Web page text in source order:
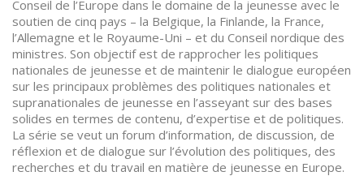
Conseil de l’Europe dans le domaine de la jeunesse avec le
soutien de cinq pays – la Belgique, la Finlande, la France,
l’Allemagne et le Royaume-Uni – et du Conseil nordique des
ministres. Son objectif est de rapprocher les politiques
nationales de jeunesse et de maintenir le dialogue européen
sur les principaux problèmes des politiques nationales et
supranationales de jeunesse en l’asseyant sur des bases
solides en termes de contenu, d’expertise et de politiques.
La série se veut un forum d’information, de discussion, de
réflexion et de dialogue sur l’évolution des politiques, des
recherches et du travail en matière de jeunesse en Europe.